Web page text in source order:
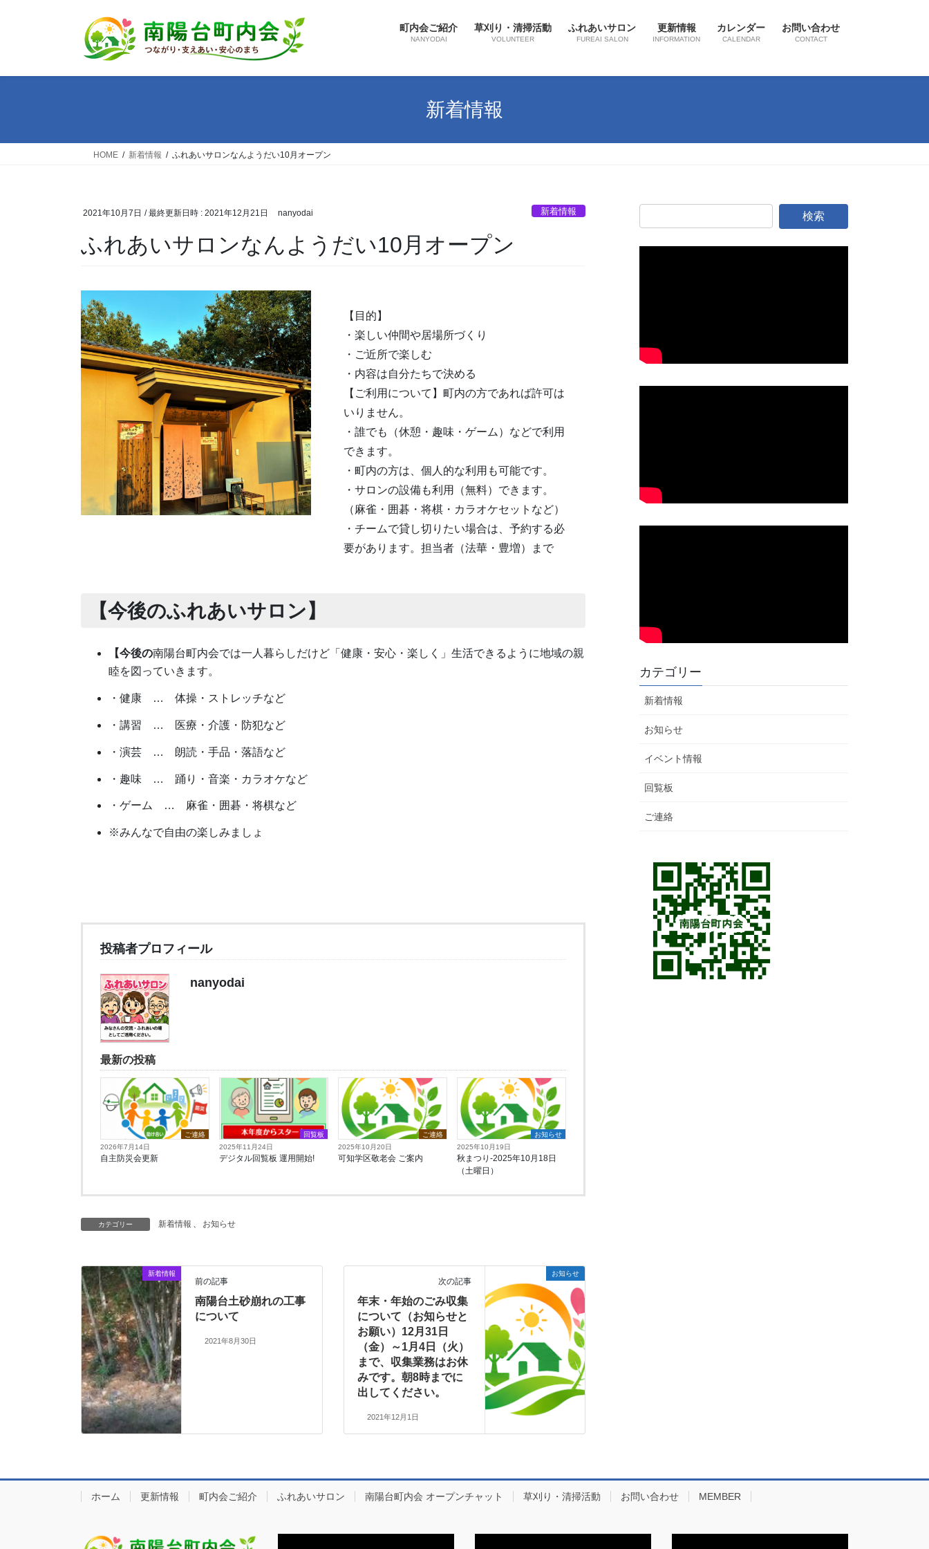
ツ
シ
町内会ご紹介
NANYODAI
草刈り・清掃活動
VOLUNTEER
ふれあいサロン
FUREAI SALON
更新情報
INFORMATION
カレンダー
CALENDAR
お問い合わせ
CONTACT
新着情報
HOME 新着情報 ふれあいサロンなんようだい10月オープン
2021年10月7日 / 最終更新日時 : 2021年12月21日 nanyodai 新着情報
ふれあいサロンなんようだい10月オープン
【目的】
・楽しい仲間や居場所づくり
・ご近所で楽しむ
・内容は自分たちで決める
【ご利用について】町内の方であれば許可は
いりません。
・誰でも（休憩・趣味・ゲーム）などで利用
できます。
・町内の方は、個人的な利用も可能です。
・サロンの設備も利用（無料）できます。
（麻雀・囲碁・将棋・カラオケセットなど）
・チームで貸し切りたい場合は、予約する必
要があります。担当者（法華・豊増）まで
【今後のふれあいサロン】
【今後の南陽台町内会では一人暮らしだけど「健康・安心・楽しく」生活できるように地域の親
睦を図っていきます。
・健康 … 体操・ストレッチなど
・講習 … 医療・介護・防犯など
・演芸 … 朗読・手品・落語など
・趣味 … 踊り・音楽・カラオケなど
・ゲーム … 麻雀・囲碁・将棋など
※みんなで自由の楽しみましょ
投稿者プロフィール
nanyodai
最新の投稿
ご連絡
2026年7月14日
自主防災会更新
回覧板
2025年11月24日
デジタル回覧板 運用開始!
ご連絡
2025年10月20日
可知学区敬老会 ご案内
お知らせ
2025年10月19日
秋まつり-2025年10月18日
（土曜日）
カテゴリー 新着情報 、 お知らせ
新着情報
前の記事
南陽台土砂崩れの工事
について
2021年8月30日
お知らせ
次の記事
年末・年始のごみ収集
について（お知らせと
お願い）12月31日
（金）～1月4日（火）
まで、収集業務はお休
みです。朝8時までに
出してください。
2021年12月1日
カテゴリー
新着情報
お知らせ
イベント情報
回覧板
ご連絡
ホーム 更新情報 町内会ご紹介 ふれあいサロン 南陽台町内会 オープンチャット 草刈り・清掃活動 お問い合わせ MEMBER